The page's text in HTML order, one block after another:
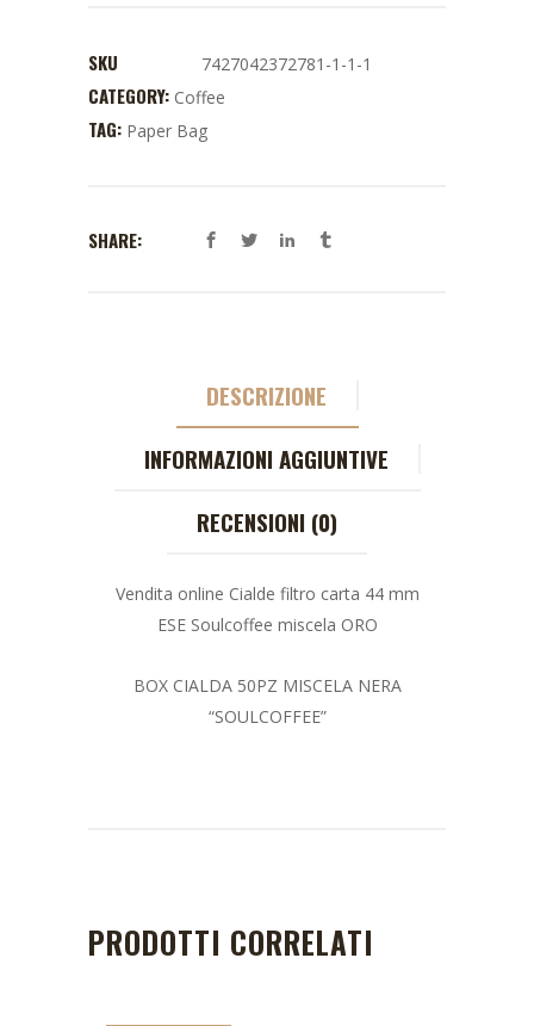
SKU 7427042372781-1-1-1
CATEGORY: Coffee
TAG: Paper Bag
SHARE:
DESCRIZIONE
INFORMAZIONI AGGIUNTIVE
RECENSIONI (0)
Vendita online Cialde filtro carta 44 mm
ESE Soulcoffee miscela ORO
BOX CIALDA 50PZ MISCELA NERA
“SOULCOFFEE”
PRODOTTI CORRELATI